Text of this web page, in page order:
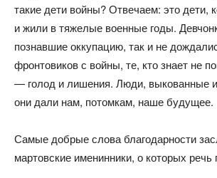
такие дети войны? Отвечаем: это дети,
и жили в тяжелые военные годы.
познавшие оккупацию, так и не
фронтовиков с войны, те, кто знает не
— голод и лишения. Люди, выкованные
они дали нам, потомкам, наше будущее.
Самые добрые слова благодарности
мартовские именинники, о которых речь